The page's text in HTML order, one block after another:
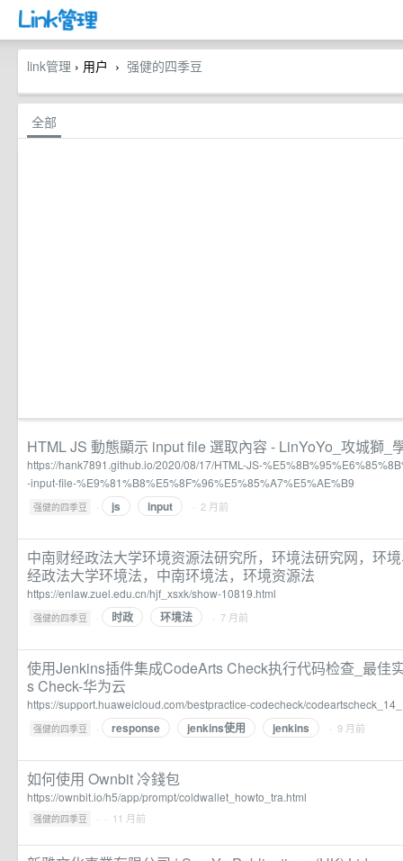
link管理 › 用户 › 强健的四季豆
全部
HTML JS 動態顯示 input file 選取內容 - LinYoYo_攻城獅_
https://hank7891.github.io/2020/08/17/HTML-JS-
-input-file-%E9%81%B8%E5%8F%96%E5%85%A7%E5%AE%B9
强健的四季豆 · js input · 2 月前
中南财经政法大学环境资源法研究所，环境法研究网，环
经政法大学环境法，中南环境法，环境资源法
https://enlaw.zuel.edu.cn/hjf_xsxk/show-10819.html
强健的四季豆 · 时政 环境法 · 7 月前
使用Jenkins插件集成CodeArts Check执行代码检查_最佳
s Check-华为云
https://support.huaweicloud.com/bestpractice-codecheck/
强健的四季豆 · response jenkins使用 jenkins · 9 月前
如何使用 Ownbit 冷錢包
https://ownbit.io/h5/app/prompt/coldwallet_howto_tra.html
强健的四季豆 · · 11 月前